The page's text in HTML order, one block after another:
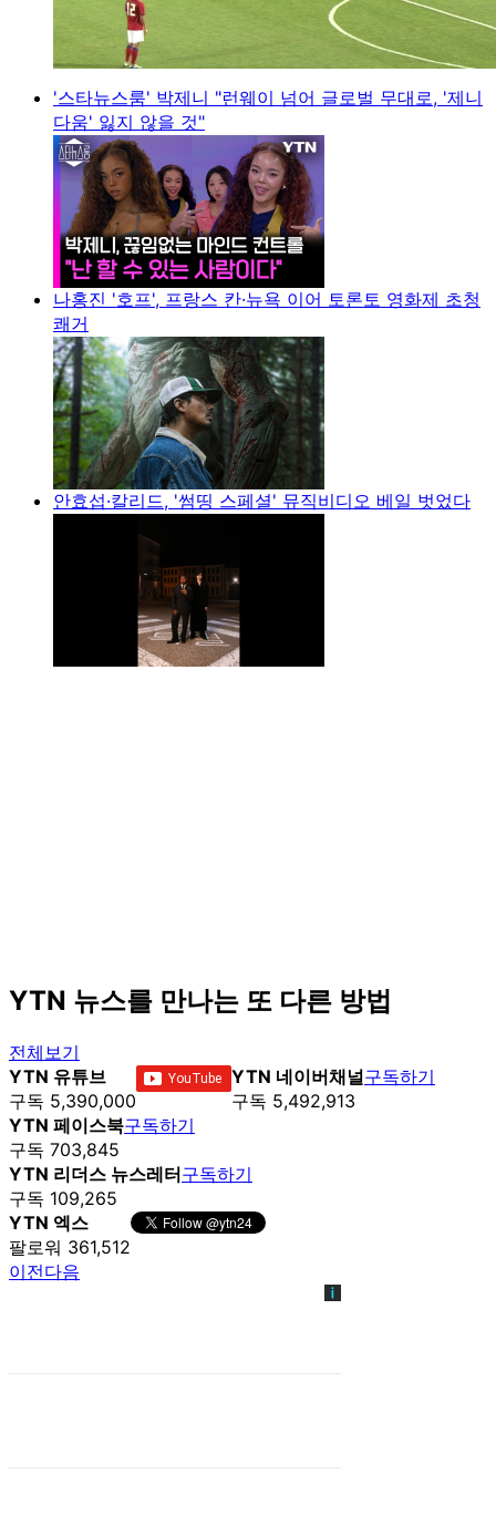
'스타뉴스룸' 박제니 "런웨이 넘어 글로벌 무대로, '제니
다움' 잃지 않을 것"
나홍진 '호프', 프랑스 칸·뉴욕 이어 토론토 영화제 초청
쾌거
안효섭·칼리드, '썸띵 스페셜' 뮤직비디오 베일 벗었다
YTN 뉴스를 만나는 또 다른 방법
전체보기
YTN 유튜브
구독 5,390,000
YTN 네이버채널
구독 5,492,913
구독하기
YTN 페이스북
구독 703,845
구독하기
YTN 리더스 뉴스레터
구독 109,265
구독하기
YTN 엑스
팔로워 361,512
이전다음